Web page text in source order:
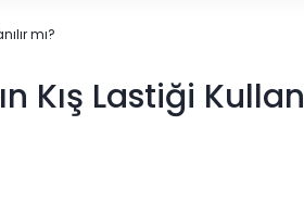
mı?
Kış Lastiği